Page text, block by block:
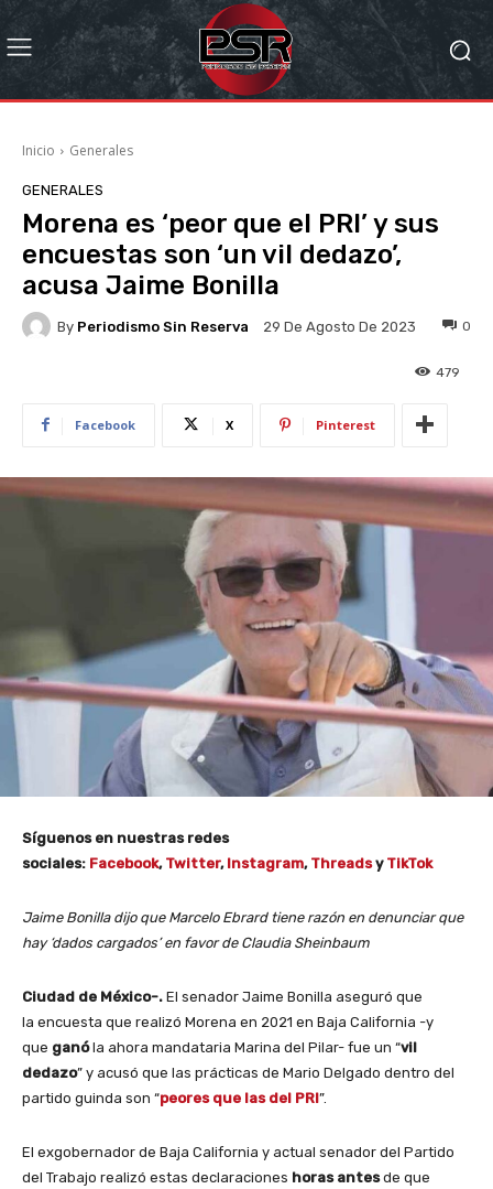
Inicio Generales
GENERALES
Morena es ‘peor que el PRI’ y sus
encuestas son ‘un vil dedazo’,
acusa Jaime Bonilla
By Periodismo Sin Reserva 29 De Agosto De 2023 0
479
Facebook X Pinterest
Síguenos en nuestras redes
sociales: Facebook, Twitter, Instagram, Threadsy TikTok
Jaime Bonilla dijo que Marcelo Ebrard tiene razón en denunciar que
hay ‘dados cargados’ en favor de Claudia Sheinbaum
Ciudad de México-. El senador Jaime Bonilla aseguró que
la encuesta que realizó Morena en 2021 en Baja California -y
que ganóla ahora mandataria Marina del Pilar- fue un “vil
dedazo” y acusó que las prácticas de Mario Delgado dentro del
partido guinda son “peores que las del PRI”.
El exgobernador de Baja California y actual senador del Partido
del Trabajo realizó estas declaraciones horas antesde que